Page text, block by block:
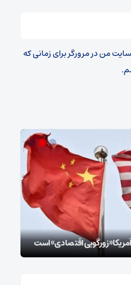
من در مرورگر برای زمانی که
«زورگویی اقتصادی» است